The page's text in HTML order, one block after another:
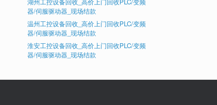
湖州工控设备回收_高价上门回收PLC/变频
器/伺服驱动器_现场结款
温州工控设备回收_高价上门回收PLC/变频
器/伺服驱动器_现场结款
淮安工控设备回收_高价上门回收PLC/变频
器/伺服驱动器_现场结款